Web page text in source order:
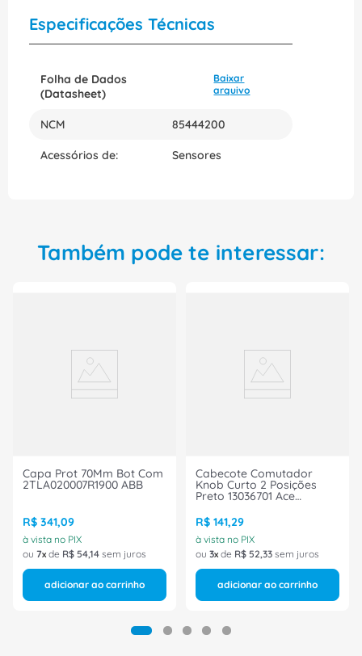
Especificações Técnicas
Folha de Dados
(Datasheet)
Baixar
arquivo
NCM 85444200
Acessórios de: Sensores
Também pode te interessar:
Capa Prot 70Mm Bot Com
2TLA020007R1900 ABB
R$ 341,09
à vista no PIX
ou 7 de R$ 54,14 sem juros
adicionar ao carrinho
Cabecote Comutador
Knob Curto 2 Posições
Preto 13036701 Ace
R$ 141,29
à vista no PIX
ou 3 de R$ 52,33 sem juros
adicionar ao carrinho